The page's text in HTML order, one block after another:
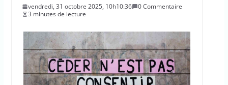
vendredi, 31 octobre 2025, 10h10:36
0 Commentaire
3 minutes de lecture